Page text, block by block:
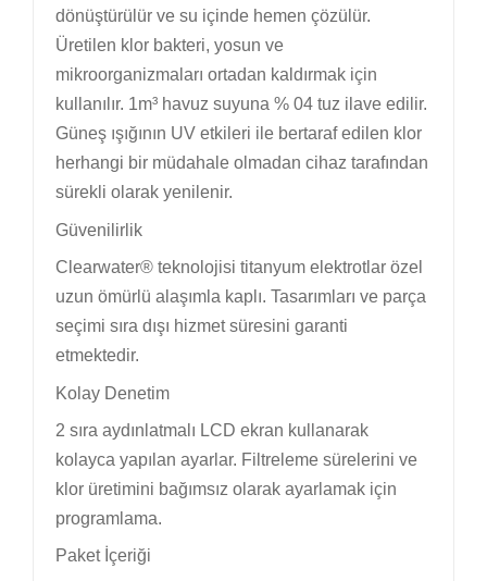
dönüştürülür ve su içinde hemen çözülür.
Üretilen klor bakteri, yosun ve
mikroorganizmaları ortadan kaldırmak için
kullanılır. 1m³ havuz suyuna % 04 tuz ilave edilir.
Güneş ışığının UV etkileri ile bertaraf edilen klor
herhangi bir müdahale olmadan cihaz tarafından
sürekli olarak yenilenir.
Güvenilirlik
Clearwater® teknolojisi titanyum elektrotlar özel
uzun ömürlü alaşımla kaplı. Tasarımları ve parça
seçimi sıra dışı hizmet süresini garanti
etmektedir.
Kolay Denetim
2 sıra aydınlatmalı LCD ekran kullanarak
kolayca yapılan ayarlar. Filtreleme sürelerini ve
klor üretimini bağımsız olarak ayarlamak için
programlama.
Paket İçeriği